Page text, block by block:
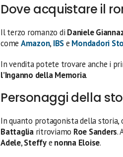
Dove acquistare il
Il terzo romanzo di Daniele
come Amazon, IBSe Mondadori
In vendita potete trovare anche i
l’Inganno della Memoria.
Personaggi della
In quanto protagonista della storia,
Battagliaritroviamo Roe Sanders.
Adele,Steffye nonna Eloise.